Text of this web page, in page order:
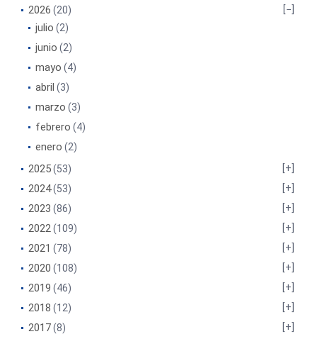
2026 (20)
julio (2)
junio (2)
mayo (4)
abril (3)
marzo (3)
febrero (4)
enero (2)
2025(53)
2024(53)
2023 (86)
2022(109)
2021 (78)
2020 (108)
2019 (46)
2018 (12)
2017(8)